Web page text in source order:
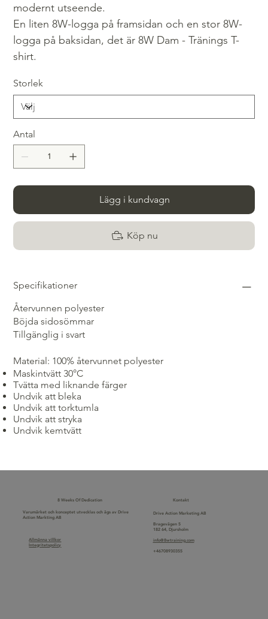
modernt utseende.
En liten 8W-logga på framsidan och en stor 8W-
logga på baksidan, det är 8W Dam - Tränings T-
shirt.
Storlek
Antal
Lägg i kundvagn
Köp nu
Specifikationer
Återvunnen polyester
Böjda sidosömmar
Tillgänglig i svart
Material: 100% återvunnet polyester
Maskintvätt 30°C
Tvätta med liknande färger
Undvik att bleka
Undvik att torktumla
Undvik att stryka
Undvik kemtvätt
8 Weeks Of Dedication
Varumärket och konceptet utvecklas och ägs av Drive
Action Markting AB
Allmänna villkor
Integritetspolicy
Kontakt
Drive Action Marketing AB
Bragevägen 5
182 64, Djursholm
info@8wtraining.com
+46708930355